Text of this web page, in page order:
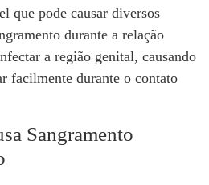
que pode causar diversos
durante a relação
a região genital, causando
facilmente durante o contato
Sangramento